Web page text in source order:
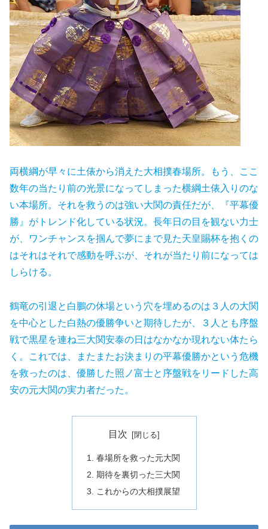
両横綱が早々に土俵から消えた大相撲春場所。もう、ここ
数年の当たり前の光景になってしまった横綱土俵入りのな
い本場所。それを救うのは強い大関の責任だが、『平幕優
勝』がトレンド化している状況。長年日の目を観ない力士
が、ワンチャンスを掴んで夢にまで見た天皇賜杯を抱くの
はそれはそれで感動を呼ぶが、それが当たり前になっては
しらける。
鶴竜の引退と白鵬の休場という穴を埋めるのは３人の大関
を中心とした白熱の優勝争いと期待したが、３人とも序盤
戦で黒星を連ね三大関安泰の日はなかなか現れない体たら
く。これでは、またまたお決まりの平幕優勝かという危機
を救ったのは、優勝した照ノ富士と序盤戦をリードした高
安の元大関の実力者だった。
目次
春場所を救った元大関
期待を裏切った三大関
これからの大相撲展望